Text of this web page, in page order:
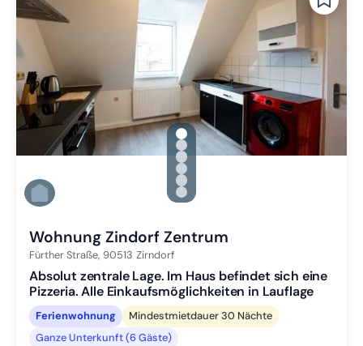
gallery.slide_selector
Zu Slide 1 wechseln
Zu Slide 2 wechseln
Zu Slide 3 wechseln
Zu Slide 4 wechseln
Zu Slide 5 wechseln
Zu Slide 6 wechseln
Wohnung Zindorf Zentrum
Fürther Straße, 90513 Zirndorf
Absolut zentrale Lage. Im Haus befindet sich eine
Pizzeria. Alle Einkaufsmöglichkeiten in Lauflage
Ferienwohnung
Mindestmietdauer 30 Nächte
Ganze Unterkunft (6 Gäste)